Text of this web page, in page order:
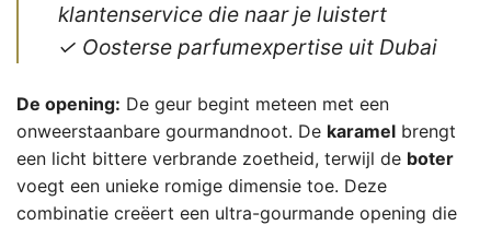
klantenservice die naar je luistert
✓ Oosterse parfumexpertise uit Dubai
De opening: De geur begint meteen met een
onweerstaanbare gourmandnoot. De karamel brengt
een licht bittere verbrande zoetheid, terwijl de boter
voegt een unieke romige dimensie toe. Deze
combinatie creëert een ultra-gourmande opening die